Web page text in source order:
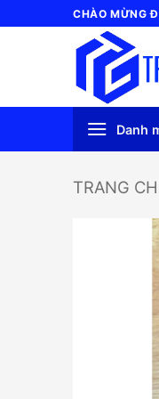
qua
CHÀO MỪNG
Danh
TRANG